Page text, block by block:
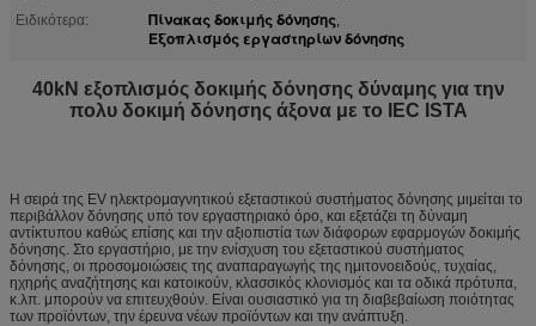
Ειδικότερα:
Πίνακας δοκιμής δόνησης,
Εξοπλισμός εργαστηρίων δόνησης
40kN εξοπλισμός δοκιμής δόνησης δύναμης για την
πολυ δοκιμή δόνησης άξονα με το IEC ISTA
Η σειρά της EV ηλεκτρομαγνητικού εξεταστικού συστήματος δόνησης μιμείται το
περιβάλλον δόνησης υπό τον εργαστηριακό όρο, και εξετάζει τη δύναμη
αντίκτυπου καθώς επίσης και την αξιοπιστία των διάφορων εφαρμογών δοκιμής
δόνησης. Στο εργαστήριο, με την ενίσχυση του εξεταστικού συστήματος
δόνησης, οι προσομοιώσεις της αναπαραγωγής της ημιτονοειδούς, τυχαίας,
ηχηρής αναζήτησης και κατοικούν, κλασσικός κλονισμός και τα οδικά πρότυπα,
κ.λπ. μπορούν να επιτευχθούν. Είναι ουσιαστικό για τη διαβεβαίωση ποιότητας
των προϊόντων, την έρευνα νέων προϊόντων και την ανάπτυξη.